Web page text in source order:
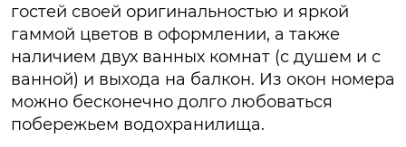
гостей своей оригинальностью и яркой
гаммой цветов в оформлении, а также
наличием двух ванных комнат (с душем и с
ванной) и выхода на балкон. Из окон номера
можно бесконечно долго любоваться
побережьем водохранилища.